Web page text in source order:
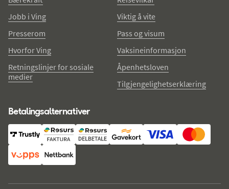
Jobb i Ving
Presserom
Hvorfor Ving
Retningslinjer for sosiale
medier
Viktig å vite
Pass og visum
Vaksineinformasjon
Åpenhetsloven
Tilgjengelighetserklæring
Betalingsalternativer